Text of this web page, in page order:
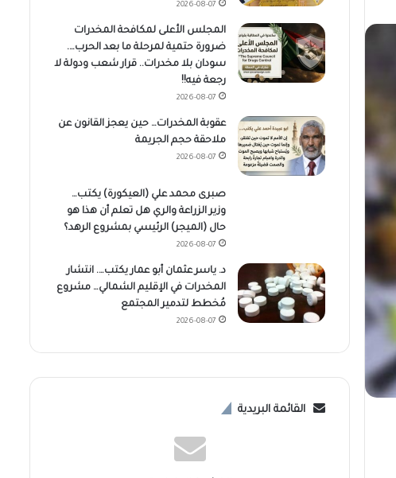
2026-08-07
المجلس الأعلى لمكافحة المخدرات
ضرورة حتمية لمرحلة ما بعد الحرب….
سودان بلا مخدرات.. قرار شعب ودولة لا
رجعة فيه!!
2026-08-07
عقوبة المخدرات… حين يعجز القانون عن
ملاحقة حجم الجريمة
2026-08-07
صبرى محمد علي (العيكورة) يكتب…
وزير الزراعة والري هل تعلم أن هذا هو
حال (الميجر) الرئيسي بمشروع الرهد؟
2026-08-07
د. ياسر عثمان أبو عمار يكتب…. انتشار
المخدرات في الإقليم الشمالي… مشروع
مُخطط لتدمير المجتمع
2026-08-07
القائمة البريدية